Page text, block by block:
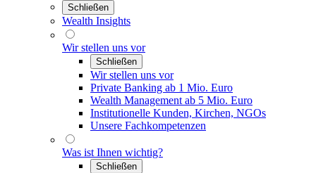
Schließen
Wealth Insights
Wir stellen uns vor
Schließen
Wir stellen uns vor
Private Banking ab 1 Mio. Euro
Wealth Management ab 5 Mio. Euro
Institutionelle Kunden, Kirchen, NGOs
Unsere Fachkompetenzen
Was ist Ihnen wichtig?
Schließen